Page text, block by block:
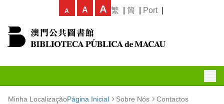
A A A 繁 簡 Port|
Minha LocalizaçãoPágina Inicial Sobre Nós Contactos